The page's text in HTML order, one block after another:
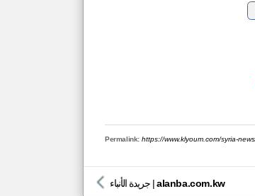
Permalink:
جريدة الأنباء |alanba.com.kw